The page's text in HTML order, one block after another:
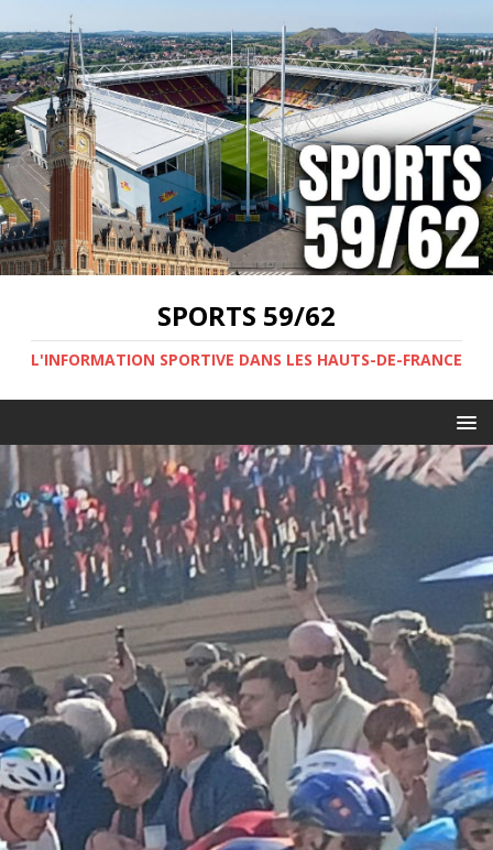
SPORTS 59/62
L'INFORMATION SPORTIVE DANS LES HAUTS-DE-FRANCE